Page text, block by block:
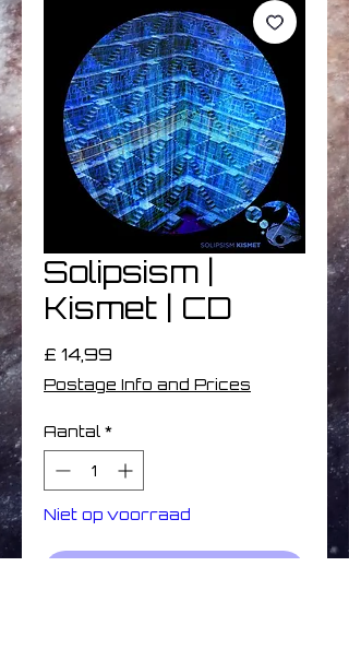
Solipsism ‎|
Kismet | CD
£ 14,99
Postage Info and Prices
Aantal *
Niet op voorraad